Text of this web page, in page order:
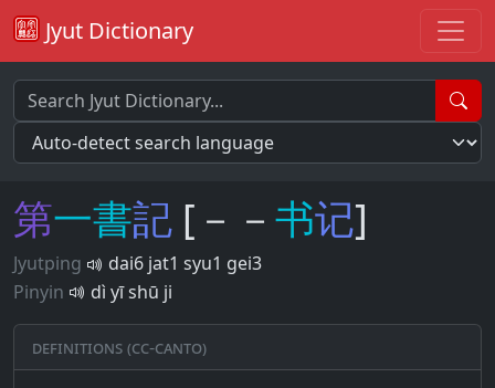
Jyut Dictionary
第一書記 [－－ 书记]
Jyutping
dai6 jat1 syu1 gei3
Pinyin
dì yī shū ji
Definitions (CC-CANTO)